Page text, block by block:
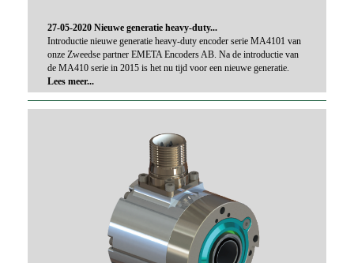
27-05-2020 Nieuwe generatie heavy-duty...
Introductie nieuwe generatie heavy-duty encoder serie MA4101 van
onze Zweedse partner EMETA Encoders AB. Na de introductie van
de MA410 serie in 2015 is het nu tijd voor een nieuwe generatie.
Lees meer...